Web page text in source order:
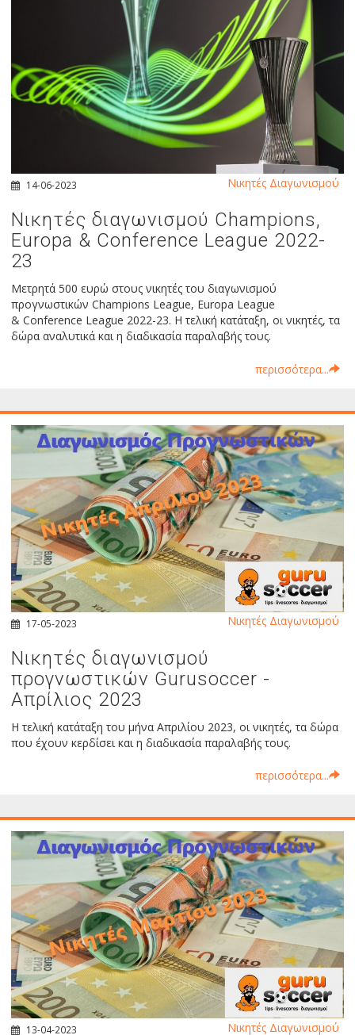
14-06-2023
Νικητές διαγωνισμού Champions,
Europa & Conference League 2022-
23
Μετρητά 500 ευρώ στους νικητές του διαγωνισμού
προγνωστικών Champions League, Europa League
& Conference League 2022-23. Η τελική κατάταξη, οι νικητές, τα
δώρα αναλυτικά και η διαδικασία παραλαβής τους.
περισσότερα...
Νικητές Διαγωνισμού
17-05-2023
Νικητές διαγωνισμού
προγνωστικών Gurusoccer -
Απρίλιος 2023
Η τελική κατάταξη του μήνα Απριλίου 2023, οι νικητές, τα δώρα
που έχουν κερδίσει και η διαδικασία παραλαβής τους.
περισσότερα...
Νικητές Διαγωνισμού
13-04-2023 Νικητές Διαγωνισμού